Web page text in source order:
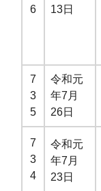
6
13日
7
3
5
令和元
年7月
26日
7
3
4
令和元
年7月
23日